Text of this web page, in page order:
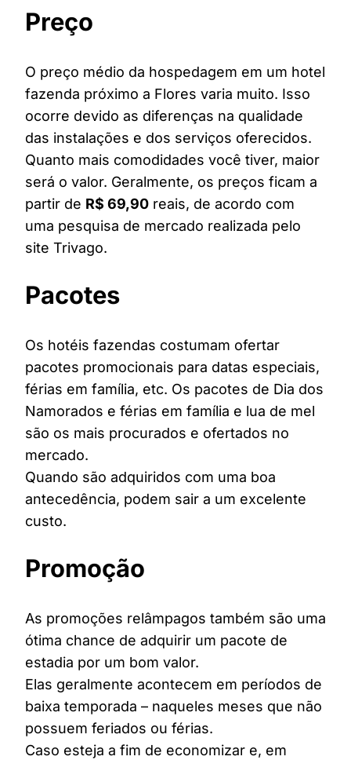
Preço
O preço médio da hospedagem em um hotel
fazenda próximo a Flores varia muito. Isso
ocorre devido as diferenças na qualidade
das instalações e dos serviços oferecidos.
Quanto mais comodidades você tiver, maior
será o valor. Geralmente, os preços ficam a
partir de R$ 69,90 reais, de acordo com
uma pesquisa de mercado realizada pelo
site Trivago.
Pacotes
Os hotéis fazendas costumam ofertar
pacotes promocionais para datas especiais,
férias em família, etc. Os pacotes de Dia dos
Namorados e férias em família e lua de mel
são os mais procurados e ofertados no
mercado.
Quando são adquiridos com uma boa
antecedência, podem sair a um excelente
custo.
Promoção
As promoções relâmpagos também são uma
ótima chance de adquirir um pacote de
estadia por um bom valor.
Elas geralmente acontecem em períodos de
baixa temporada – naqueles meses que não
possuem feriados ou férias.
Caso esteja a fim de economizar e, em